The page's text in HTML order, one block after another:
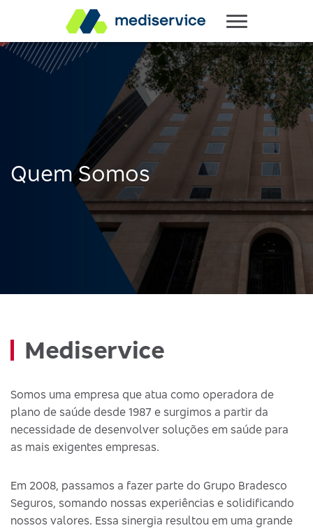
Quem Somos
Mediservice
Somos uma empresa que atua como operadora de
plano de saúde desde 1987 e surgimos a partir da
necessidade de desenvolver soluções em saúde para
as mais exigentes empresas.
Em 2008, passamos a fazer parte do Grupo Bradesco
Seguros, somando nossas experiências e solidificando
nossos valores. Essa sinergia resultou em uma grande